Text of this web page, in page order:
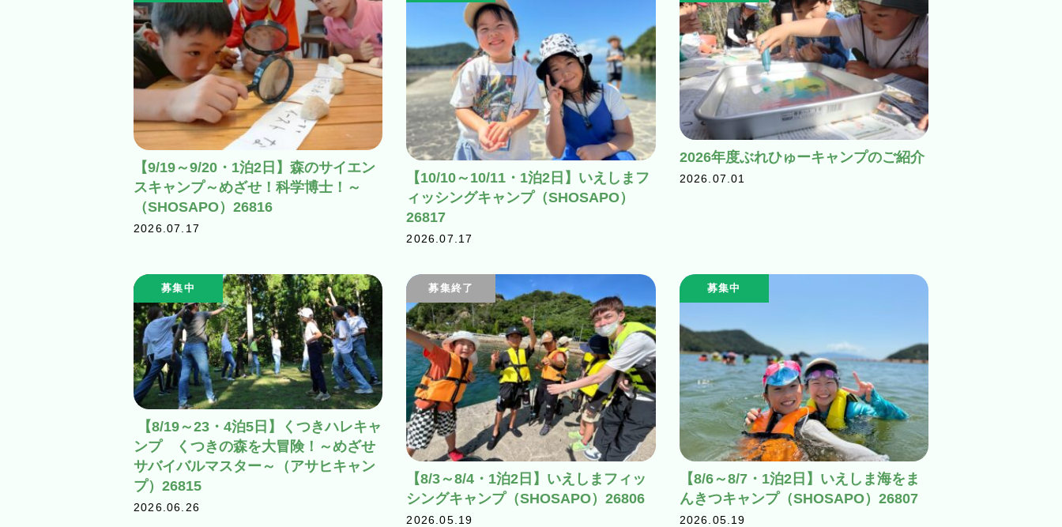
【9/19～9/20・1泊2日】森のサイエン
スキャンプ～めざせ！科学博士！～
（SHOSAPO）26816
2026.07.17
【10/10～10/11・1泊2日】いえしまフ
ィッシングキャンプ（SHOSAPO）
26817
2026.07.17
2026年度ぶれひゅーキャンプのご紹介
2026.07.01
募集中
【8/19～23・4泊5日】くつきハレキャ
ンプ くつきの森を大冒険！～めざせ
サバイバルマスター～（アサヒキャン
プ）26815
2026.06.26
募集終了
【8/3～8/4・1泊2日】いえしまフィッ
シングキャンプ（SHOSAPO）26806
2026.05.19
募集中
【8/6～8/7・1泊2日】いえしま海をま
んきつキャンプ（SHOSAPO）26807
2026.05.19